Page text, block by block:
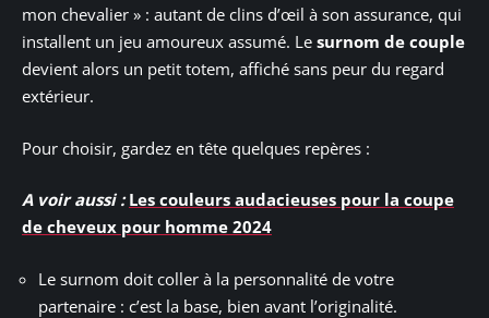
mon chevalier » : autant de clins d’œil à son assurance, qui
installent un jeu amoureux assumé. Le surnom de couple
devient alors un petit totem, affiché sans peur du regard
extérieur.
Pour choisir, gardez en tête quelques repères :
A voir aussi : Les couleurs audacieuses pour la coupe
de cheveux pour homme 2024
Le surnom doit coller à la personnalité de votre
partenaire : c’est la base, bien avant l’originalité.